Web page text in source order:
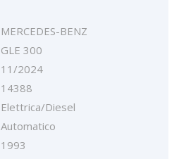
MERCEDES-BENZ
GLE 300
11/2024
14388
Elettrica/Diesel
Automatico
1993